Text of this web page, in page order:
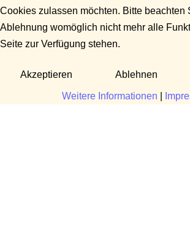
Cookies zulassen möchten. Bitte beachten
Ablehnung womöglich nicht mehr alle
Seite zur Verfügung stehen.
Akzeptieren Ablehnen
Weitere Informationen